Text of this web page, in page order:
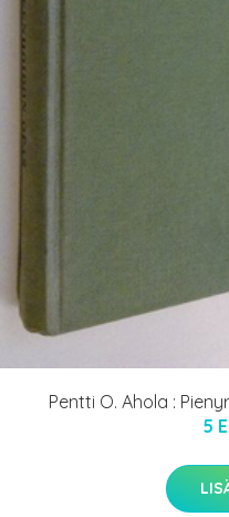
Pentti O. Ahola :
5